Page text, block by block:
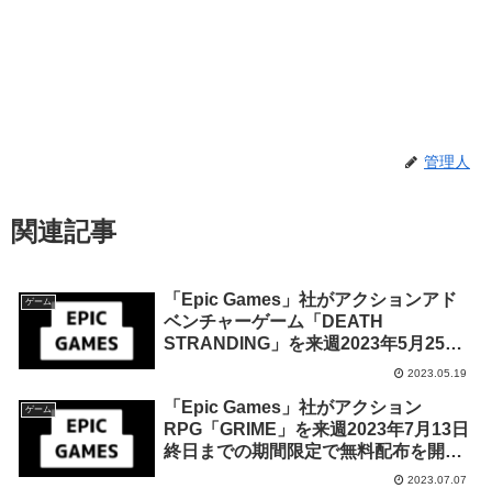
管理人
関連記事
ゲーム
「Epic Games」社がアクションアド
ベンチャーゲーム「DEATH
STRANDING」を来週2023年5月25日
終日までの期間限定で無料配布を開
2023.05.19
ゲーム
「Epic Games」社がアクション
RPG「GRIME」を来週2023年7月13日
終日までの期間限定で無料配布を開
2023.07.07